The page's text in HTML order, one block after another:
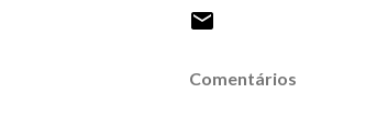
Comentários